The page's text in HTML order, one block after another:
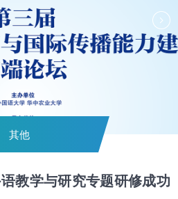
其他
教学与研究专题研修成功